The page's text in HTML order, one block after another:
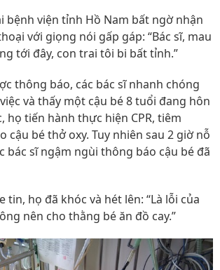
bệnh viện tỉnh Hồ Nam bất ngờ nhận
với giọng nói gấp gáp: “Bác sĩ, mau
tới đây, con trai tôi bi bất tỉnh.”
thông báo, các bác sĩ nhanh chóng
và thấy một cậu bé 8 tuổi đang hôn
họ tiến hành thực hiện CPR, tiêm
cậu bé thở oxy. Tuy nhiên sau 2 giờ nỗ
bác sĩ ngậm ngùi thông báo cậu bé đã
tin, họ đã khóc và hét lên: “Là lỗi của
nên cho thằng bé ăn đồ cay.”